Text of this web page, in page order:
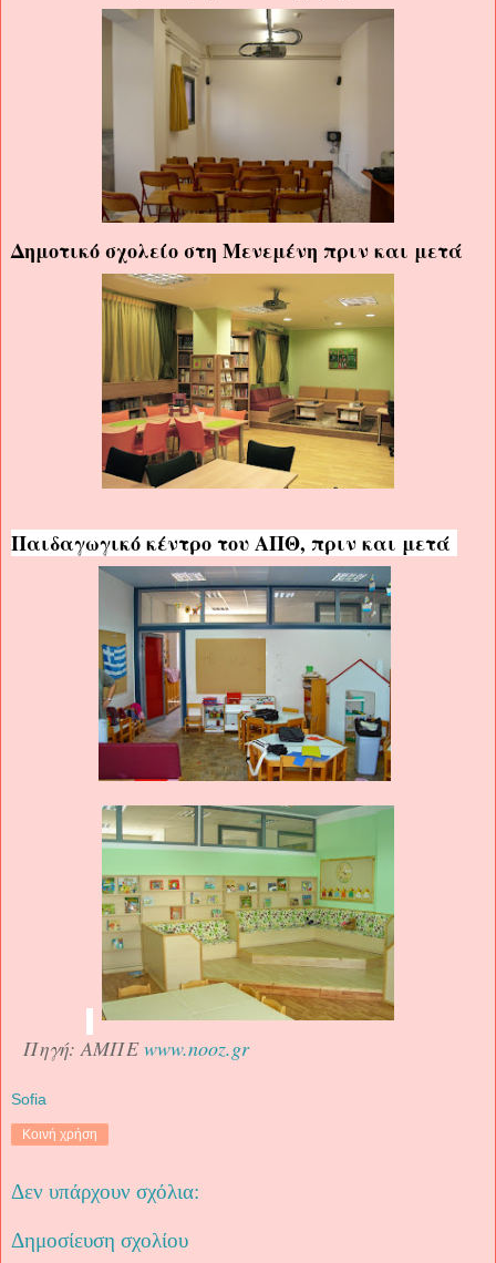
Δημοτικό σχολείο στη Μενεμένη πριν και μετά
Παιδαγωγικό κέντρο του ΑΠΘ, πριν και μετά
Πηγή: AMΠΕwww.nooz.gr
Sofia
Κοινή χρήση
Δεν υπάρχουν σχόλια:
Δημοσίευση σχολίου